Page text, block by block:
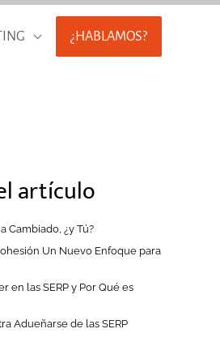
¿HABLAMOS?
artículo
Cambiado, ¿y Tú?
Un Nuevo Enfoque para
en las SERP y Por Qué es
Adueñarse de las SERP